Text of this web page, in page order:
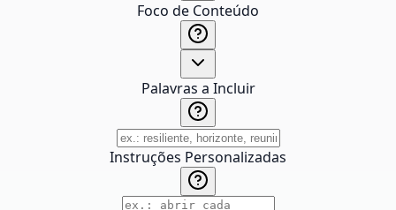
Foco de Conteúdo
Palavras a Incluir
Instruções Personalizadas